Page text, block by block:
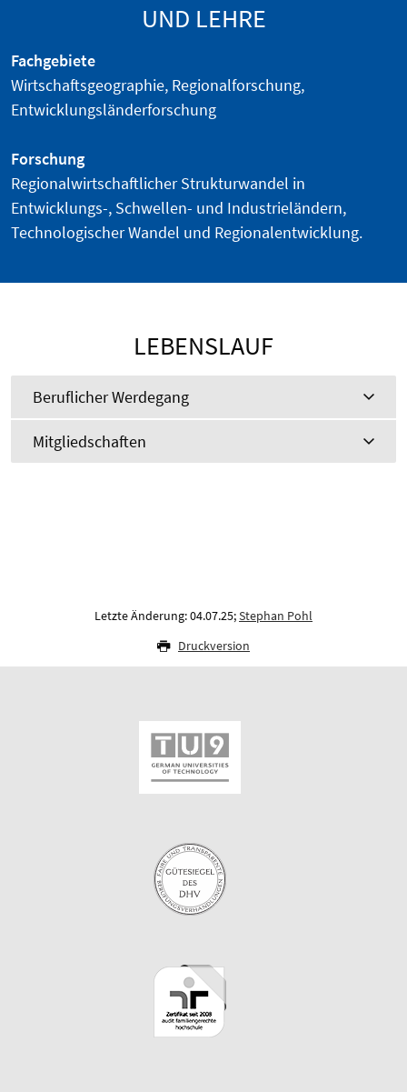
UND LEHRE
Fachgebiete
Wirtschaftsgeographie, Regionalforschung,
Entwicklungsländerforschung
Forschung
Regionalwirtschaftlicher Strukturwandel in
Entwicklungs-, Schwellen- und Industrieländern,
Technologischer Wandel und Regionalentwicklung.
LEBENSLAUF
Beruflicher Werdegang
Mitgliedschaften
Letzte Änderung: 04.07.25;Stephan Pohl
Druckversion